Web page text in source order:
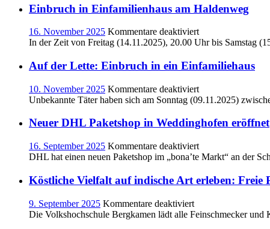
Paketshop im
Kiosk
Kartal
in
Fritz-
Husemann-
20
Einbruch in Einfamilienhaus am Haldenweg
16. November 2025 Kommentare deaktiviertfür
Einbruch
Einfamilienhaus
am
In der Zeit von Freitag (14.11.2025), 20.00 Uhr bis Samstag
Auf der Lette: Einbruch in ein Einfamiliehaus
10. November 2025 Kommentare deaktiviertfür
Auf
Lette:
Einbruch
in
ein
Unbekannte Täter haben sich am Sonntag (09.11.2025)
Neuer DHL Paketshop in Weddinghofen eröffnet
16. September 2025 Kommentare deaktiviertfür
Neuer
Paketshop
in
eröffnet
DHL hat einen neuen Paketshop im „bona’te Markt“ an der
Köstliche Vielfalt auf indische Art erleben:
9. September 2025 Kommentare deaktiviertfür
Köstliche
Die Volkshochschule Bergkamen lädt alle Feinschmecker